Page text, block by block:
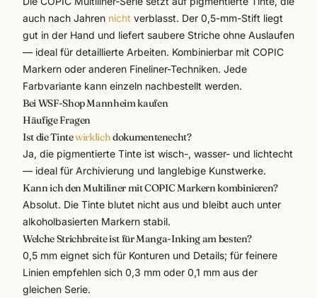
auch nach Jahren nicht verblasst. Der 0,5-mm-Stift liegt
gut in der Hand und liefert saubere Striche ohne Auslaufen
— ideal für detaillierte Arbeiten. Kombinierbar mit COPIC
Markern oder anderen Fineliner-Techniken. Jede
Farbvariante kann einzeln nachbestellt werden.
Bei WSF-Shop Mannheim kaufen
Häufige Fragen
Ist die Tintewirklichdokumentenecht?
Ja, die pigmentierte Tinte ist wisch-, wasser- und lichtecht
— ideal für Archivierung und langlebige Kunstwerke.
Kann ich den Multiliner mit COPIC Markern kombinieren?
Absolut. Die Tinte blutet nicht aus und bleibt auch unter
alkoholbasierten Markern stabil.
Welche Strichbreite ist für Manga-Inking am besten?
0,5 mm eignet sich für Konturen und Details; für feinere
Linien empfehlen sich 0,3 mm oder 0,1 mm aus der
gleichen Serie.